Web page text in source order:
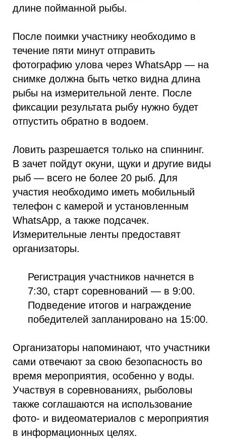
длине пойманной рыбы.
После поимки участнику необходимо в
течение пяти минут отправить
фотографию улова через WhatsApp — на
снимке должна быть четко видна длина
рыбы на измерительной ленте. После
фиксации результата рыбу нужно будет
отпустить обратно в водоем.
Ловить разрешается только на спиннинг.
В зачет пойдут окуни, щуки и другие виды
рыб — всего не более 20 рыб. Для
участия необходимо иметь мобильный
телефон с камерой и установленным
WhatsApp, а также подсачек.
Измерительные ленты предоставят
организаторы.
Регистрация участников начнется в
7:30, старт соревнований — в 9:00.
Подведение итогов и награждение
победителей запланировано на 15:00.
Организаторы напоминают, что участники
сами отвечают за свою безопасность во
время мероприятия, особенно у воды.
Участвуя в соревнованиях, рыболовы
также соглашаются на использование
фото- и видеоматериалов с мероприятия
в информационных целях.